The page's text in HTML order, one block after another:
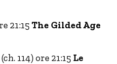
21:15 The Gilded Age
(ch. 114) ore 21:15 Le